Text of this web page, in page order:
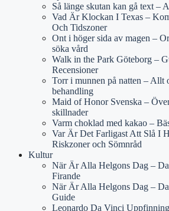
Så länge skutan kan gå text –
Vad Är Klockan I Texas –
Och Tidszoner
Ont i höger sida av magen –
söka vård
Walk in the Park Göteborg –
Recensioner
Torr i munnen på natten – Allt
behandling
Maid of Honor Svenska –
skillnader
Varm choklad med kakao –
Var Är Det Farligast Att Slå I
Riskzoner och Sömnråd
Kultur
När Är Alla Helgons Dag –
Firande
När Är Alla Helgons Dag –
Guide
Leonardo Da Vinci